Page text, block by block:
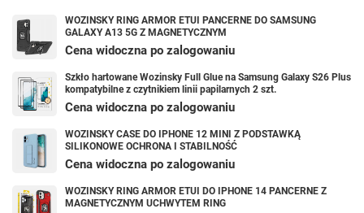
WOZINSKY RING ARMOR ETUI PANCERNE DO SAMSUNG
GALAXY A13 5G Z MAGNETYCZNYM
Cena widoczna po zalogowaniu
Szkło hartowane Wozinsky Full Glue na Samsung Galaxy S26 Plus
kompatybilne z czytnikiem linii papilarnych 2 szt.
Cena widoczna po zalogowaniu
WOZINSKY CASE DO IPHONE 12 MINI Z PODSTAWKĄ
SILIKONOWE OCHRONA I STABILNOŚĆ
Cena widoczna po zalogowaniu
WOZINSKY RING ARMOR ETUI DO IPHONE 14 PANCERNE Z
MAGNETYCZNYM UCHWYTEM RING